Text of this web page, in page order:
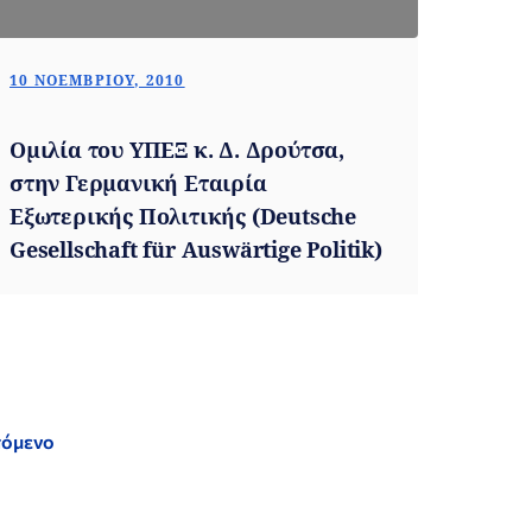
10 ΝΟΕΜΒΡΊΟΥ, 2010
Ομιλία του ΥΠΕΞ κ. Δ. Δρούτσα,
στην Γερμανική Εταιρία
Εξωτερικής Πολιτικής (Deutsche
Gesellschaft für Auswärtige Politik)